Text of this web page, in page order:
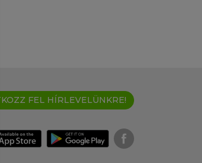
FEL HÍRLEVELÜNKRE!